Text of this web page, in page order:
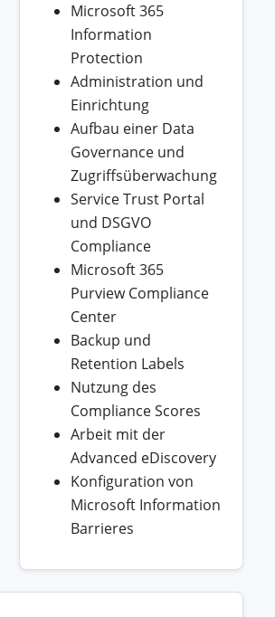
Microsoft 365
Information
Protection
Administration und
Einrichtung
Aufbau einer Data
Governance und
Zugriffsüberwachung
Service Trust Portal
und DSGVO
Compliance
Microsoft 365
Purview Compliance
Center
Backup und
Retention Labels
Nutzung des
Compliance Scores
Arbeit mit der
Advanced eDiscovery
Konfiguration von
Microsoft Information
Barrieres